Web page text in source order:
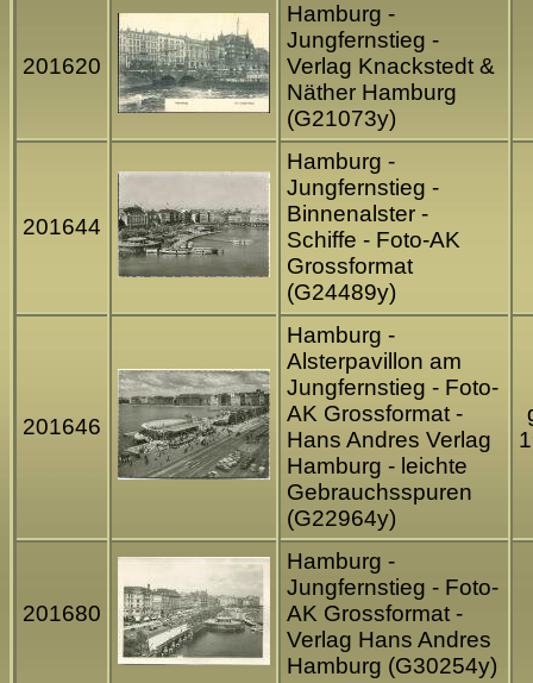
201620
Hamburg -
Jungfernstieg -
Verlag Knackstedt &
Näther Hamburg
(G21073y)
201644
Hamburg -
Jungfernstieg -
Binnenalster -
Schiffe - Foto-AK
Grossformat
(G24489y)
201646
Hamburg -
Alsterpavillon am
Jungfernstieg - Foto-
AK Grossformat -
Hans Andres Verlag
Hamburg - leichte
Gebrauchsspuren
(G22964y)
201680
Hamburg -
Jungfernstieg - Foto-
AK Grossformat -
Verlag Hans Andres
Hamburg (G30254y)